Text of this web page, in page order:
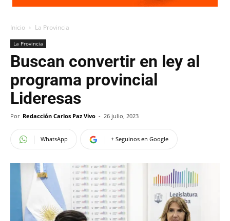
Inicio La Provincia
La Provincia
Buscan convertir en ley al
programa provincial
Lideresas
Por Redacción Carlos Paz Vivo - 26 julio, 2023
WhatsApp + Seguinos en Google